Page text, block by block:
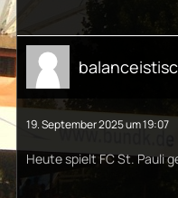
19. September 2025 um 19:07
Heute spielt FC St. Pauli